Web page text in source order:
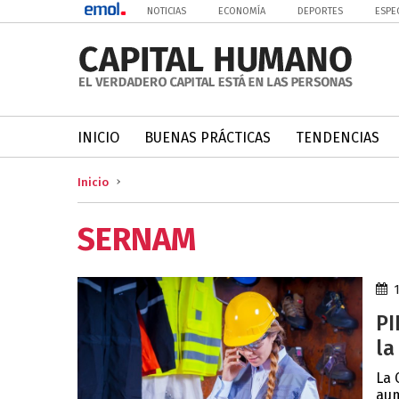
NOTICIAS ECONOMÍA DEPORTES
INICIO BUENAS PRÁCTICAS TENDENCIAS
Inicio
SERNAM
La